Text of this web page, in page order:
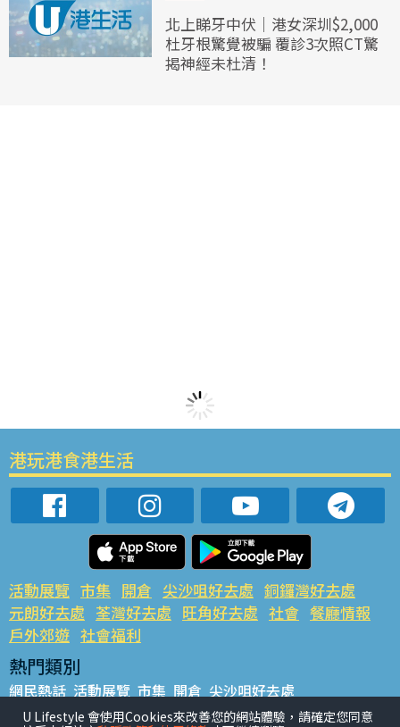
北上睇牙中伏｜港女深圳$2,000
杜牙根驚覺被騙 覆診3次照CT驚
揭神經未杜清！
港玩港食港生活
活動展覽 市集 開倉 尖沙咀好去處 銅鑼灣好去處
元朗好去處 荃灣好去處 旺角好去處 社會 餐廳情報
戶外郊遊 社會福利
熱門類別
網民熱話 活動展覽 市集 開倉 尖沙咀好去處
銅鑼灣好去處 元朗好去處 荃灣好去處 旺角好去處 社會
U Lifestyle 會使用Cookies來改善您的網站體驗，請確定您同意